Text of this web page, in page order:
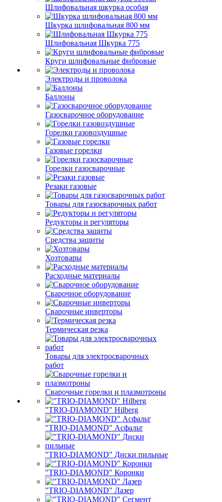
Шлифовальная шкурка особая
Шкурка шлифовальная 800 мм
Шлифовальная Шкурка 775
Круги шлифовальные фибровые
Электроды и проволока
Баллоны
Газосварочное оборудование
Горелки газовоздушные
Газовые горелки
Горелки газосварочные
Резаки газовые
Товары для газосварочных работ
Редукторы и регуляторы
Средства защиты
Хозтовары
Расходные материалы
Сварочное оборудование
Сварочные инверторы
Термическая резка
Товары для электросварочных
работ
Сварочные горелки и плазмотроны
"TRIO-DIAMOND" Hilberg
"TRIO-DIAMOND" Асфальт
"TRIO-DIAMOND" Диски пильные
"TRIO-DIAMOND" Коронки
"TRIO-DIAMOND" Лазер